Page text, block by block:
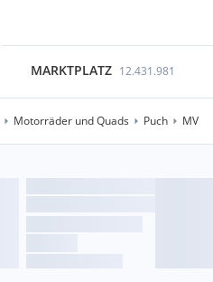
MARKTPLATZ 12.431.981
Motorräder und Quads Puch MV